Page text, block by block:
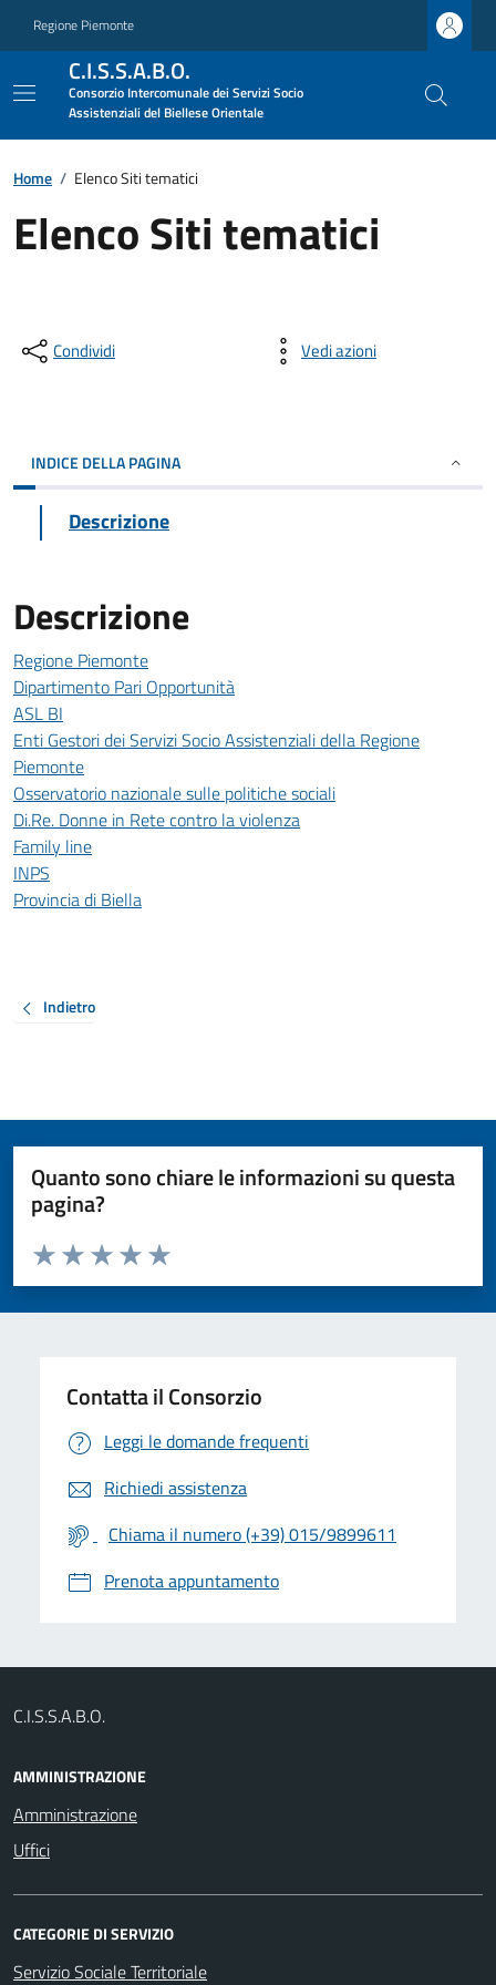
Regione Piemonte
C.I.S.S.A.B.O.
Consorzio Intercomunale dei Servizi Socio
Assistenziali del Biellese Orientale
Home / Elenco Siti tematici
Elenco Siti tematici
Condividi Vedi azioni
INDICE DELLA PAGINA
Descrizione
Descrizione
Regione Piemonte
Dipartimento Pari Opportunità
ASL BI
Enti Gestori dei Servizi Socio Assistenziali della Regione
Piemonte
Osservatorio nazionale sulle politiche sociali
Di.Re. Donne in Rete contro la violenza
Family line
INPS
Provincia di Biella
Indietro
Quanto sono chiare le informazioni su questa
pagina?
Valuta da 1 a 5 stelle la pagina
Valuta 5 stelle su 5
Valuta 4 stelle su 5
Valuta 3 stelle su 5
Valuta 2 stelle su 5
Valuta 1 stelle su 5
Contatta il Consorzio
Leggi le domande frequenti
Richiedi assistenza
Chiama il numero (+39) 015/9899611
Prenota appuntamento
C.I.S.S.A.B.O.
AMMINISTRAZIONE
Amministrazione
Uffici
CATEGORIE DI SERVIZIO
Servizio Sociale Territoriale